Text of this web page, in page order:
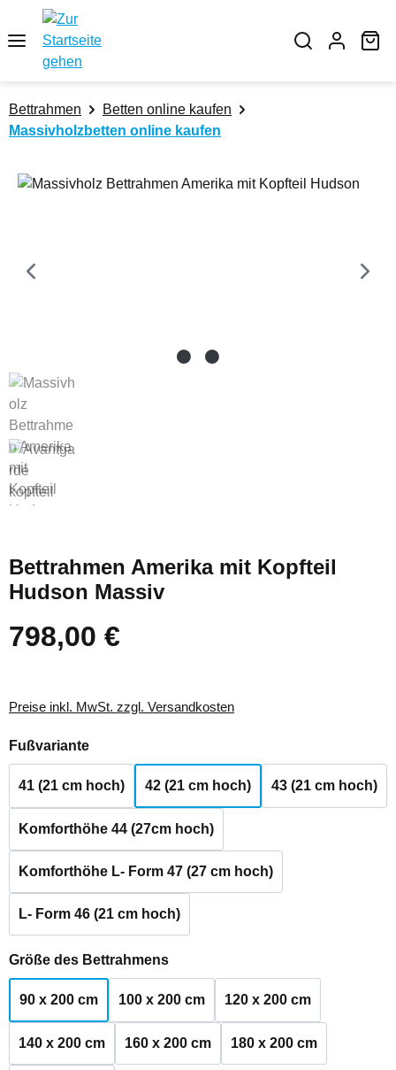
Zum Hauptinhalt springen
Bettrahmen
Betten online kaufen
Massivholzbetten online kaufen
Bildergalerie überspringen
Bettrahmen Amerika mit Kopfteil
Hudson Massiv
Regulärer Preis:
798,00 €
Preise inkl. MwSt. zzgl. Versandkosten
Fußvarianteauswählen
41 (21 cm hoch) 42 (21 cm hoch) 43 (21 cm hoch)
Komforthöhe 44 (27cm hoch)
Komforthöhe L- Form 47 (27 cm hoch)
L- Form 46 (21 cm hoch)
Größe des Bettrahmensauswählen
90 x 200 cm 100 x 200 cm 120 x 200 cm
140 x 200 cm 160 x 200 cm 180 x 200 cm